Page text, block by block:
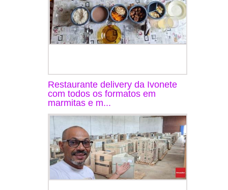
Restaurante delivery da Ivonete
com todos os formatos em
marmitas e m...